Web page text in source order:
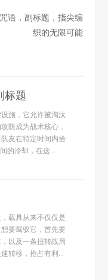
语，副标题，指尖编
织的无限可能
标题
施，它允许被淘汰
防成为战术核心，
友在特定时间内拾
的冷却，在这...
载具从来不仅仅是
要驾驭它，首先要
以及一条扭转战局
转移，抢占有利...